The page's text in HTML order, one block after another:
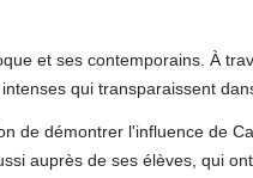
et ses contemporains. À
qui transparaissent
de démontrer l'influence de
auprès de ses élèves, qui